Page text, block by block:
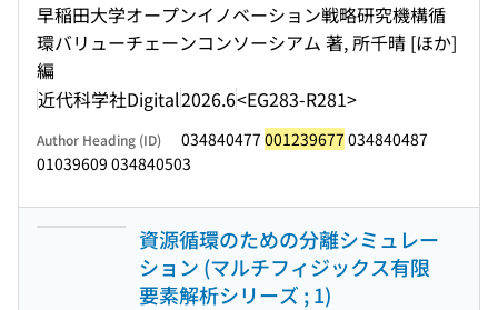
早稲田大学オープンイノベーション戦略研究機構循
環バリューチェーンコンソーシアム 著, 所千晴 [ほか]
編
近代科学社Digital2026.6<EG283-R281>
Author Heading (ID) 034840477 001239677 034840487
01039609 034840503
資源循環のための分離シミュレー
ション (マルチフィジックス有限
要素解析シリーズ ; 1)